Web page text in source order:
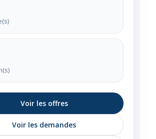
Voir les offres
Voir les demandes